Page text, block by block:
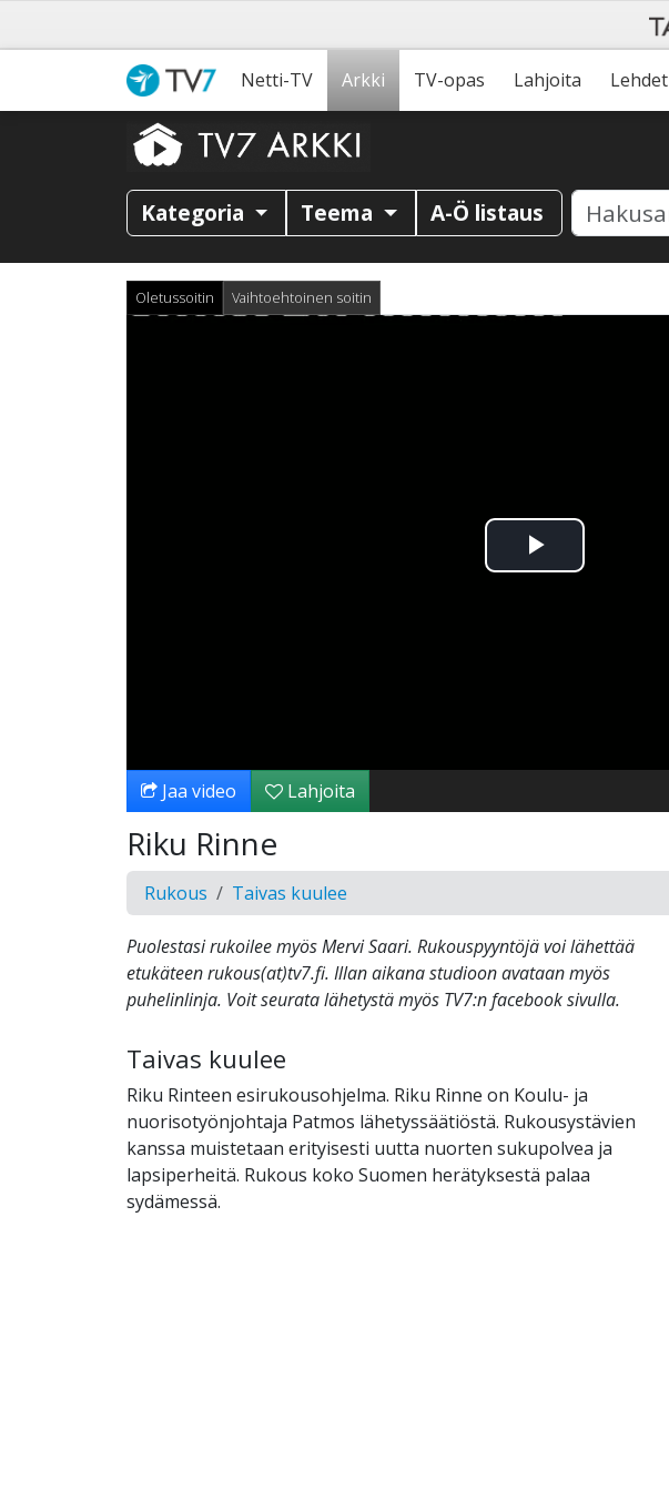
Netti-TV Arkki TV-opas Lahjoita Lehdet
Kategoria Teema A-Ö listaus
Oletussoitin Vaihtoehtoinen soitin
Toista
Jaa video Lahjoita
Riku Rinne
Rukous Taivas kuulee
Puolestasi rukoilee myös Mervi Saari. Rukouspyyntöjä voi lähettää
etukäteen rukous(at)tv7.fi. Illan aikana studioon avataan myös
puhelinlinja. Voit seurata lähetystä myös TV7:n facebook sivulla.
Taivas kuulee
Riku Rinteen esirukousohjelma. Riku Rinne on Koulu- ja
nuorisotyönjohtaja Patmos lähetyssäätiöstä. Rukousystävien
kanssa muistetaan erityisesti uutta nuorten sukupolvea ja
lapsiperheitä. Rukous koko Suomen herätyksestä palaa
sydämessä.